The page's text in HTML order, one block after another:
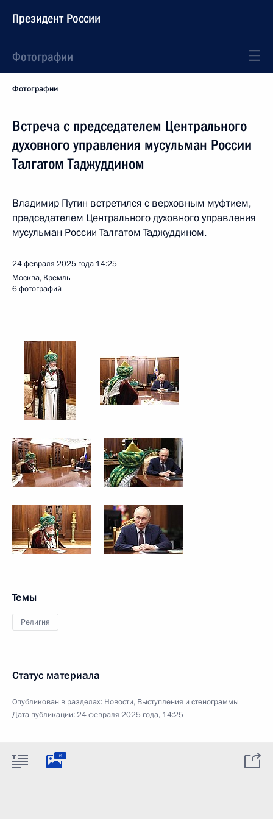
Президент России
Фотографии
Фотографии
Встреча с председателем Центрального
духовного управления мусульман России
Талгатом Таджуддином
Владимир Путин встретился с верховным муфтием,
председателем Центрального духовного управления
мусульман России Талгатом Таджуддином.
24 февраля 2025 года 14:25
Москва, Кремль
6 фотографий
Темы
Религия
Статус материала
Опубликован в разделах: Новости, Выступления и стенограммы
Дата публикации:24 февраля 2025 года, 14:25
6